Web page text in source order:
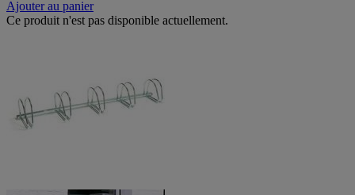
Ajouter au panier
Ce produit n'est pas disponible actuellement.